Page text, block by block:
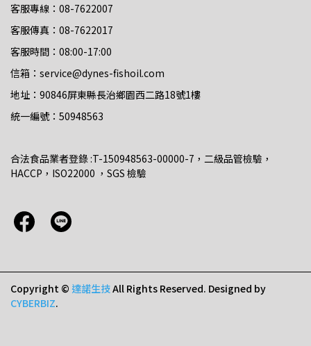
客服專線：08-7622007
客服傳真：08-7622017
客服時間：08:00-17:00
信箱：service@dynes-fishoil.com
地址：90846屏東縣長治鄉園西二路18號1樓
統一編號：50948563
合法食品業者登錄 :T-150948563-00000-7，二級品管檢驗，
HACCP，ISO22000 ，​SGS 檢驗
Copyright © 達諾生技All Rights Reserved. Designed by
CYBERBIZ.